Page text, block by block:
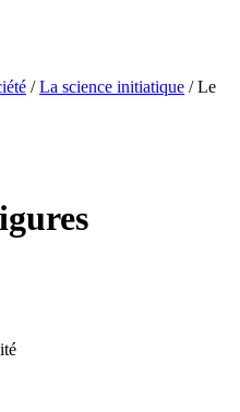
/La science initiatique / Le